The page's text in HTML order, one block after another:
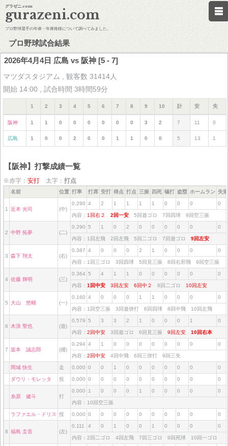
グラゼニ.com
gurazeni.com
プロ野球選手の年俸・年俸推移について調べてみました。
プロ野球試合結果
2026年4月4日 広島 vs 阪神 [5 - 7]
マツダスタジアム , 観客数 31414人
開始 14:00 , 試合時間 3時間59分
1 2 3 4 5 6 7 8 9 10 計 安 失
阪神 1 1 0 0 0 0 0 0 3 2 7 11 0
広島 1 0 0 2 0 0 1 1 0 0 5 13 1
【阪神】打撃成績一覧
※赤字： 安打 太字： 打点
名前 位置 打率 打席 安打 得点 打点 三振 四死 犠打 盗塁 ホームラン 失策
1 近本 光司 (中)
0.290 4 2 1 1 1 1 0 0 0 0
内容： 1回右２ 2回一安 5回遊ゴロ 7回四球 9回空三振
2 中野 拓夢 (二)
0.290 5 1 0 2 0 0 0 0 0 0
内容：1回左飛 2回左飛 5回二ゴロ 7回遊ゴロ 9回左安
3 森下 翔太 (右)
0.387 4 0 0 0 2 1 0 0 0 0
内容：1回三ゴロ 3回四球 5回見三振 8回右邪飛 9回空三振
4 佐藤 輝明 (三)
0.364 5 4 1 1 0 0 0 0 0 0
内容： 1回中安 3回左安 6回中２ 8回二ゴロ 10回左安
5 大山 悠輔 (一)
0.160 4 0 0 0 1 1 0 0 0 0
内容：1回空三振 3回遊併打 6回四球 8回中飛 10回左飛
6 木浪 聖也 (遊)
0.579 5 3 3 2 1 0 0 0 1 0
内容： 2回中安 3回遊ゴロ 6回見三振 9回左安 10回右本
7 坂本 誠志郎 (捕)
0.294 4 1 0 0 0 0 0 0 0 0
内容： 2回中安 4回中飛 6回三併打 9回三失
岡城 快生 走 0.000 0 0 1 0 0 0 0 0 0 0
ダウリ・モレッタ 投 0.000 0 0 0 0 0 0 0 0 0 0
糸原 健斗 打
0.000 1 0 0 0 1 0 0 0 0 0
内容：10回空三振
ラファエル・ドリス 投 0.000 0 0 0 0 0 0 0 0 0 0
8 福島 圭音 (左)
0.111 4 0 1 0 0 1 0 0 0 0
内容：2回二ゴロ 4回左飛 7回三ゴロ 9回死球 10回一ゴロ